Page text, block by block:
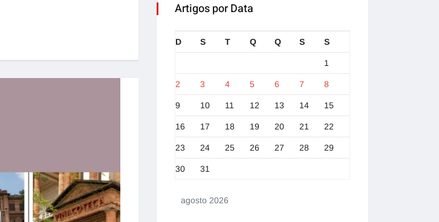
Artigos por Data
agosto 2026
D S T Q Q S S
1
2 3 4 5 6 7 8
9 10 11 12 13 14 15
16 17 18 19 20 21 22
23 24 25 26 27 28 29
30 31